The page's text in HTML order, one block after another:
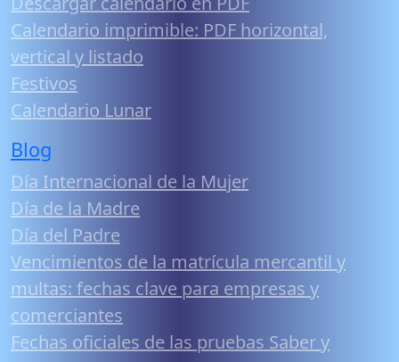
Calendario imprimible: PDF horizontal,
vertical y listado
Festivos
Calendario Lunar
Blog
Día Internacional de la Mujer
Día de la Madre
Día del Padre
Vencimientos de la matrícula mercantil y
multas: fechas clave para empresas y
comerciantes
Fechas oficiales de las pruebas Saber y